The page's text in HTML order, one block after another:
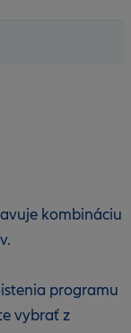
kombináciu
programu
vybrať z